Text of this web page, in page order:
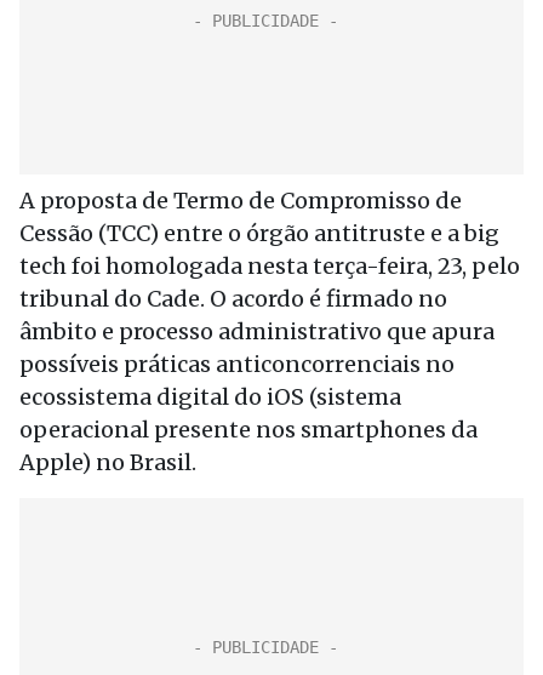
A proposta de Termo de Compromisso de
Cessão (TCC) entre o órgão antitruste e a big
tech foi homologada nesta terça-feira, 23, pelo
tribunal do Cade. O acordo é firmado no
âmbito e processo administrativo que apura
possíveis práticas anticoncorrenciais no
ecossistema digital do iOS (sistema
operacional presente nos smartphones da
Apple) no Brasil.